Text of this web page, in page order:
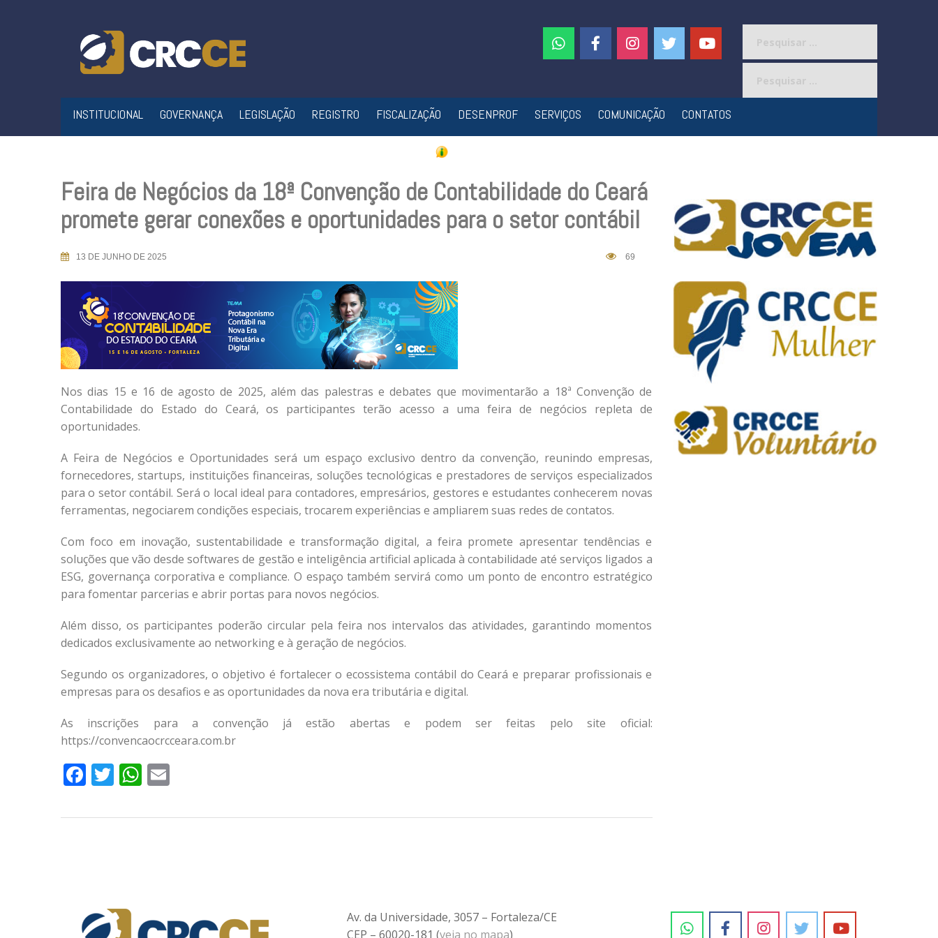
INSTITUCIONAL GOVERNANÇA LEGISLAÇÃO REGISTRO FISCALIZAÇÃO DESENPROF SERVIÇOS COMUNICAÇÃO CONTATOS
Feira de Negócios da 18ª Convenção de Contabilidade do Ceará
promete gerar conexões e oportunidades para o setor contábil
13 DE JUNHO DE 2025 69
Nos dias 15 e 16 de agosto de 2025, além das palestras e debates que movimentarão a 18ª Convenção de
Contabilidade do Estado do Ceará, os participantes terão acesso a uma feira de negócios repleta de
oportunidades.
A Feira de Negócios e Oportunidades será um espaço exclusivo dentro da convenção, reunindo empresas,
fornecedores, startups, instituições financeiras, soluções tecnológicas e prestadores de serviços especializados
para o setor contábil. Será o local ideal para contadores, empresários, gestores e estudantes conhecerem novas
ferramentas, negociarem condições especiais, trocarem experiências e ampliarem suas redes de contatos.
Com foco em inovação, sustentabilidade e transformação digital, a feira promete apresentar tendências e
soluções que vão desde softwares de gestão e inteligência artificial aplicada à contabilidade até serviços ligados a
ESG, governança corporativa e compliance. O espaço também servirá como um ponto de encontro estratégico
para fomentar parcerias e abrir portas para novos negócios.
Além disso, os participantes poderão circular pela feira nos intervalos das atividades, garantindo momentos
dedicados exclusivamente ao networking e à geração de negócios.
Segundo os organizadores, o objetivo é fortalecer o ecossistema contábil do Ceará e preparar profissionais e
empresas para os desafios e as oportunidades da nova era tributária e digital.
As inscrições para a convenção já estão abertas e podem ser feitas pelo site oficial:
https://convencaocrcceara.com.br
Facebook
TwitterWhatsApp
Av. da Universidade, 3057 – Fortaleza/CE
CEP – 60020-181 (veja no mapa)